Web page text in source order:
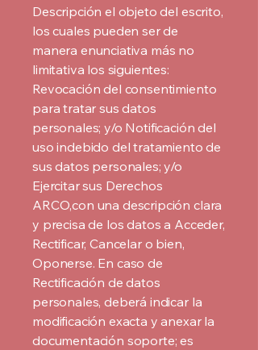
Descripción el objeto del escrito,
los cuales pueden ser de
manera enunciativa más no
limitativa los siguientes:
Revocación del consentimiento
para tratar sus datos
personales; y/o Notificación del
uso indebido del tratamiento de
sus datos personales; y/o
Ejercitar sus Derechos
ARCO,con una descripción clara
y precisa de los datos a Acceder,
Rectificar, Cancelar o bien,
Oponerse. En caso de
Rectificación de datos
personales, deberá indicar la
modificación exacta y anexar la
documentación soporte; es